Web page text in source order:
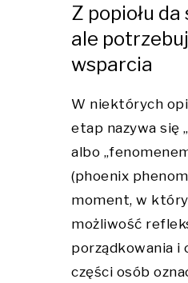
Z popiołu
ale
wsparcia
W niektórych
etap nazywa się
albo
(phoenix
moment, w
możliwość
porządkowania i
części osób